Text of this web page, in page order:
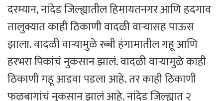
दरम्यान, नांदेड जिल्ह्यातील हिमायतनगर आणि हदगाव
तालुक्यात काही ठिकाणी वादळी वाऱ्यासह पाऊस
झाला. वादळी वाऱ्यामुळे रब्बी हंगामातील गहू आणि
हरभरा पिकांचं नुकसान झालं. वादळी वाऱ्यामुळे काही
ठिकाणी गहू आडवा पडला आहे. तर काही ठिकाणी
फळबागांचं नुकसान झालं आहे. नांदेड जिल्ह्यात २